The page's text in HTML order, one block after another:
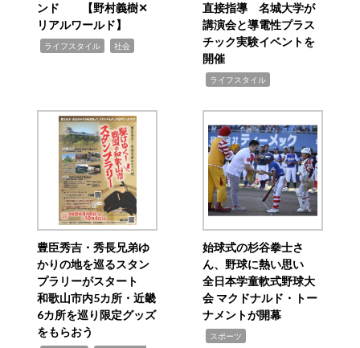
ンド 【野村義樹✕
リアルワールド】
ライフスタイル 社会
直接指導 名城大学が
講演会と導電性プラス
チック実験イベントを
開催
ライフスタイル
豊臣秀吉・秀長兄弟ゆ
かりの地を巡るスタン
プラリーがスタート
和歌山市内5カ所・近畿
6カ所を巡り限定グッズ
をもらおう
始球式の杉谷拳士さ
ん、野球に熱い思い
全日本学童軟式野球大
会 マクドナルド・トー
ナメントが開幕
スポーツ